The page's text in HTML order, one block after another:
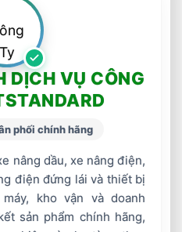
DỊCH VỤ CÔNG
phối chính hãng
nâng dầu, xe nâng điện,
điện đứng lái và thiết bị
kho vận và doanh
sản phẩm chính hãng,